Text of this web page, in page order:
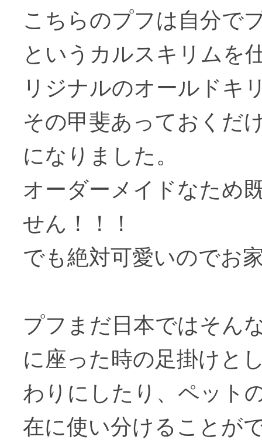
こちらのプフは自分で
というカルスキリムを
リジナルのオールドキ
その甲斐あっておくだ
になりました。
オーダーメイドなため
せん！！！
でも絶対可愛いのでお
プフまだ日本ではそん
に座った時の足掛けと
わりにしたり、ペット
在に使い分けることが